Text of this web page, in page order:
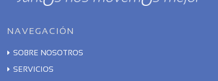
NAVEGACIÓN
SOBRE NOSOTROS
SERVICIOS